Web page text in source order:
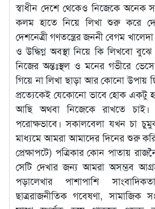
স্বাধীন দেশে থেকেও নিজেকে
কলম হাতে নিয়ে লিখা শুরু করে
দেশনেত্রী গণতন্ত্রের জননী বেগম
ও উদ্ধিগ্ন অবস্থা নিয়ে কি লিখবো
নিজের অন্তঃস্থল ও মনের গভীরে
গিয়ে না লিখা ছাড়া আর কোনো উপায়
প্রত্যেকেই যেকোনো ভাবে হোক একটু
আছি অথবা নিজেকে রাখতে চাই।
পরোক্ষভাবে। সকালবেলা যখন চা
মাধ্যমে আমরা আমাদের দিনের শুরু
প্রেক্ষাপটে) পত্রিকার কোন পাতায়
সেটি দেখার জন্য আমরা অসম্ভব
পড়ালেখার পাশাপাশি
ছাত্ররাজনীতিক গবেষণা, সামাজিক